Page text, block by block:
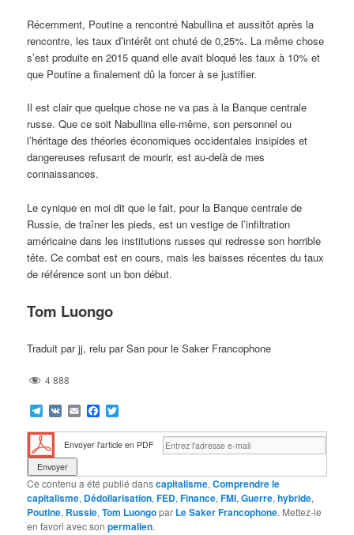
Récemment, Poutine a rencontré Nabullina et aussitôt après la
rencontre, les taux d’intérêt ont chuté de 0,25%. La même chose
s’est produite en 2015 quand elle avait bloqué les taux à 10% et
que Poutine a finalement dû la forcer à se justifier.
Il est clair que quelque chose ne va pas à la Banque centrale
russe. Que ce soit Nabullina elle-même, son personnel ou
l’héritage des théories économiques occidentales insipides et
dangereuses refusant de mourir, est au-delà de mes
connaissances.
Le cynique en moi dit que le fait, pour la Banque centrale de
Russie, de traîner les pieds, est un vestige de l’infiltration
américaine dans les institutions russes qui redresse son horrible
tête. Ce combat est en cours, mais les baisses récentes du taux
de référence sont un bon début.
Tom Luongo
Traduit par jj, relu par San pour le Saker Francophone
4 888
Telegram
VK EmailFacebook
Envoyer l'article en PDF
Ce contenu a été publié danscapitalisme,Comprendre le
capitalisme, Dédollarisation,FED,Finance,FMI,Guerre,hybride,
Poutine, Russie,Tom Luongopar Le Saker Francophone. Mettez-le
en favori avec sonpermalien.